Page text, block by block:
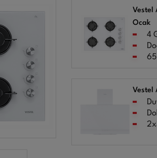
Vestel
Ocak
4
Vestel